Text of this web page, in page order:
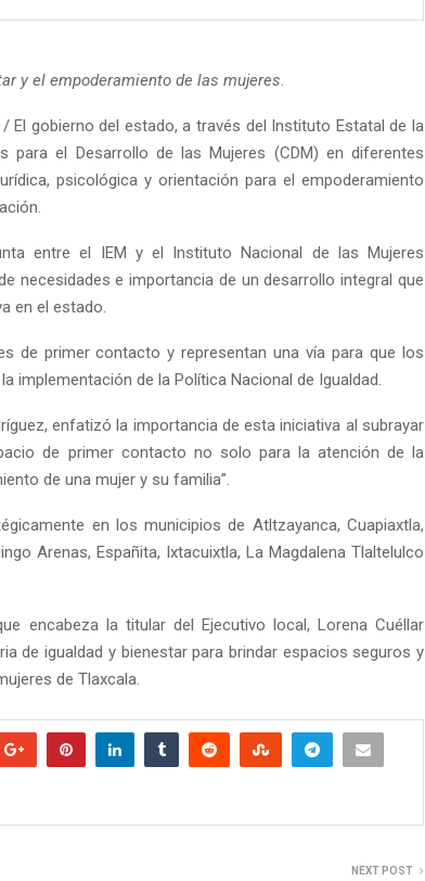
y el empoderamiento de las mujeres
El gobierno del estado, a través del Instituto Estatal de la
para el Desarrollo de las Mujeres (CDM) en diferentes
psicológica y orientación para el empoderamiento
entre el IEM y el Instituto Nacional de las Mujeres
necesidades e importancia de un desarrollo integral que
en el estado.
de primer contacto y representan una vía para que los
implementación de la Política Nacional de Igualdad.
enfatizó la importancia de esta iniciativa al subrayar
de primer contacto no solo para la atención de la
de una mujer y su familia”.
en los municipios de Atltzayanca, Cuapiaxtla,
Arenas, Españita, Ixtacuixtla, La Magdalena Tlaltelulco
encabeza la titular del Ejecutivo local, Lorena Cuéllar
de igualdad y bienestar para brindar espacios seguros y
de Tlaxcala.
NEXT POST